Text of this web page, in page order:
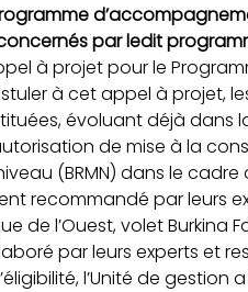
par ledit
à projet pour le
à cet appel à projet,
évoluant déjà dans
de mise à la
(BRMN) dans le
recommandé par leurs
de l’Ouest, volet
par leurs experts et
l’Unité de